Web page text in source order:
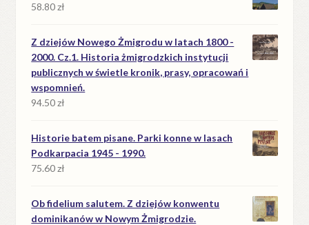
58.80zł
Z dziejów Nowego Żmigrodu w latach 1800 -
2000. Cz.1. Historia żmigrodzkich instytucji
publicznych w świetle kronik, prasy, opracowań i
wspomnień.
94.50zł
Historie batem pisane. Parki konne w lasach
Podkarpacia 1945 - 1990.
75.60zł
Ob fidelium salutem. Z dziejów konwentu
dominikanów w Nowym Żmigrodzie.